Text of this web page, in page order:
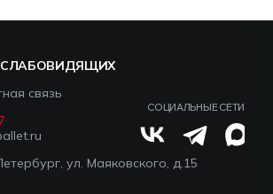
СЛАБОВИДЯЩИХ
связь
СОЦИАЛЬНЫЕ СЕТИ
ул. Маяковского, д.15